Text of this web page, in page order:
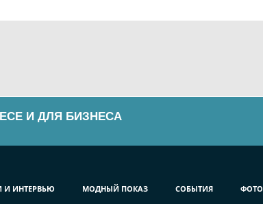
И ДЛЯ БИЗНЕСА
И ИНТЕРВЬЮ МОДНЫЙ ПОКАЗ СОБЫТИЯ ФОТО